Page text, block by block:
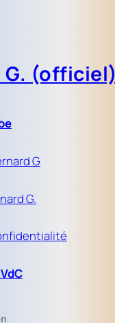
G. (officiel)
G
G.